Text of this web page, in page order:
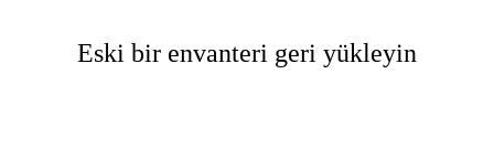
Eski bir envanteri geri yükleyin